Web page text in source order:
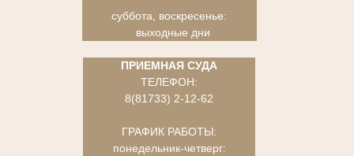
суббота, воскресенье:
выходные дни
ПРИЕМНАЯ СУДА
ТЕЛЕФОН:
8(81733) 2-12-62
ГРАФИК РАБОТЫ:
понедельник-четверг: